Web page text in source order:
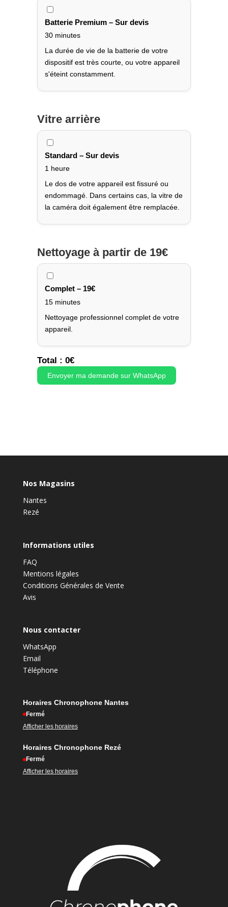
Batterie Premium – Sur devis
30 minutes
La durée de vie de la batterie de votre
dispositif est très courte, ou votre appareil
s'éteint constamment.
Vitre arrière
Standard – Sur devis
1 heure
Le dos de votre appareil est fissuré ou
endommagé. Dans certains cas, la vitre de
la caméra doit également être remplacée.
Nettoyage à partir de 19€
Complet – 19€
15 minutes
Nettoyage professionnel complet de votre
appareil.
Total : 0€
Envoyer ma demande sur WhatsApp
Nos Magasins
Nantes
Rezé
Informations utiles
FAQ
Mentions légales
Conditions Générales de Vente
Avis
Nous contacter
WhatsApp
Email
Téléphone
Horaires Chronophone Nantes
Fermé
Afficher les horaires
Horaires Chronophone Rezé
Fermé
Afficher les horaires